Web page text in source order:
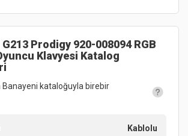
Prodigy 920-008094 RGB
Klavyesi Katalog
Banayeni kataloğuyla birebir
Kablolu